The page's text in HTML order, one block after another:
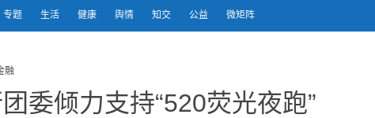
专题 生活 健康 舆情 知交 公益 微矩阵
融
委倾力支持“520荧光夜跑”